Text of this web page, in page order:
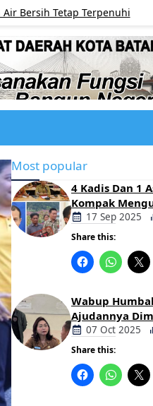
Terpenuhi
Most popular
4 Kadis Dan 1
Kompak
Diri, Ada Apa
Oloan
17 Sep 2025
Share this:
Wabup
Ajudannya
tiba Tanpa
Bupati
07 Oct 2025
Share this: